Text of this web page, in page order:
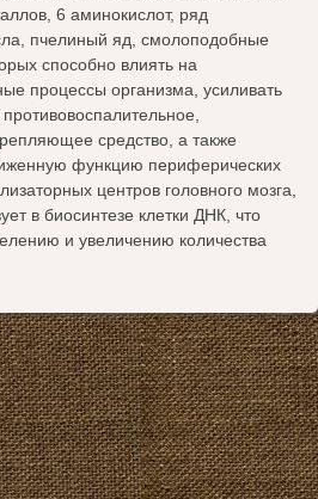
6 аминокислот, ряд
пчелиный яд, смолоподобные
способно влиять на
процессы организма, усиливать
средство, а также
функцию периферических
центров головного мозга,
в биосинтезе клетки ДНК, что
и увеличению количества